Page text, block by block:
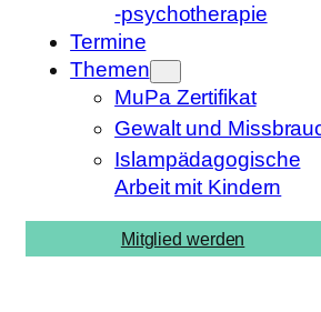
-psychotherapie
Termine
Themen
MuPa Zertifikat
Gewalt und
Islampädagogische
Arbeit mit Kindern
Mitglied werden